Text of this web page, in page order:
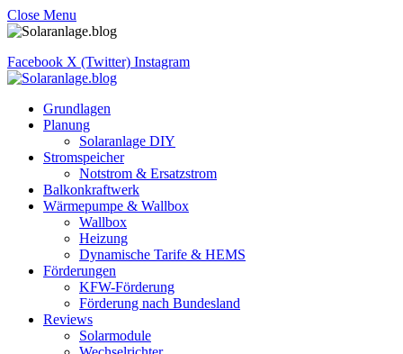
Close Menu
Facebook X (Twitter) Instagram
Grundlagen
Planung
Solaranlage DIY
Stromspeicher
Notstrom & Ersatzstrom
Balkonkraftwerk
Wärmepumpe & Wallbox
Wallbox
Heizung
Dynamische Tarife & HEMS
Förderungen
KFW-Förderung
Förderung nach Bundesland
Reviews
Solarmodule